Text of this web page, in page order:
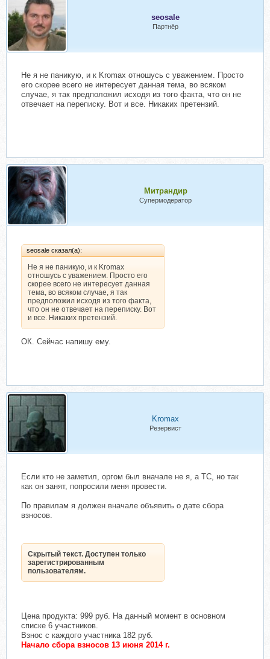
seosale
Партнёр
Не я не паникую, и к Kromax отношусь с уважением. Просто
его скорее всего не интересует данная тема, во всяком
случае, я так предположил исходя из того факта, что он не
отвечает на переписку. Вот и все. Никаких претензий.
Митрандир
Супермодератор
seosale сказал(а):
Не я не паникую, и к Kromax
отношусь с уважением. Просто его
скорее всего не интересует данная
тема, во всяком случае, я так
предположил исходя из того факта,
что он не отвечает на переписку. Вот
и все. Никаких претензий.
ОК. Сейчас напишу ему.
Kromax
Резервист
Если кто не заметил, оргом был вначале не я, а ТС, но так
как он занят, попросили меня провести.
По правилам я должен вначале объявить о дате сбора
взносов.
Скрытый текст. Доступен только
зарегистрированным
пользователям.
Цена продукта: 999 руб. На данный момент в основном
списке 6 участников.
Взнос с каждого участника 182 руб.
Начало сбора взносов 13 июня 2014 г.